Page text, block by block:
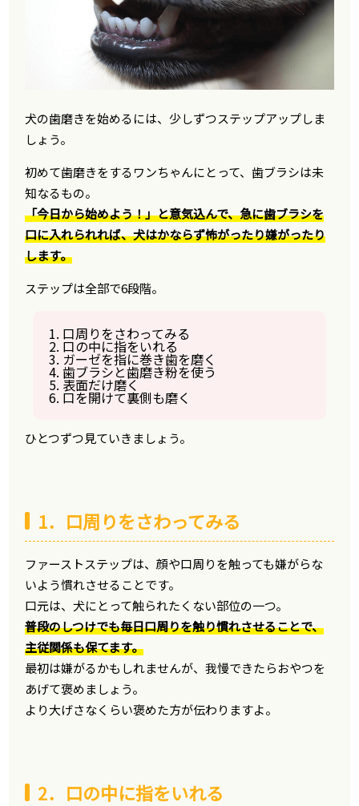
犬の歯磨きを始めるには、少しずつステップアップしま
しょう。
初めて歯磨きをするワンちゃんにとって、歯ブラシは未
知なるもの。
「今日から始めよう！」と意気込んで、急に歯ブラシを
口に入れられれば、犬はかならず怖がったり嫌がったり
します。
ステップは全部で6段階。
1. 口周りをさわってみる
2. 口の中に指をいれる
3. ガーゼを指に巻き歯を磨く
4. 歯ブラシと歯磨き粉を使う
5. 表面だけ磨く
6. 口を開けて裏側も磨く
ひとつずつ見ていきましょう。
1．口周りをさわってみる
ファーストステップは、顔や口周りを触っても嫌がらな
いよう慣れさせることです。
口元は、犬にとって触られたくない部位の一つ。
普段のしつけでも毎日口周りを触り慣れさせることで、
主従関係も保てます。
最初は嫌がるかもしれませんが、我慢できたらおやつを
あげて褒めましょう。
より大げさなくらい褒めた方が伝わりますよ。
2．口の中に指をいれる